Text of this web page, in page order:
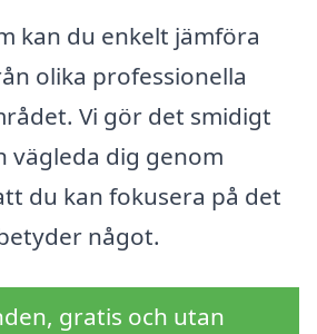
kan du enkelt jämföra
olika professionella
Vi gör det smidigt
vägleda dig genom
du kan fokusera på det
något.
gratis och utan